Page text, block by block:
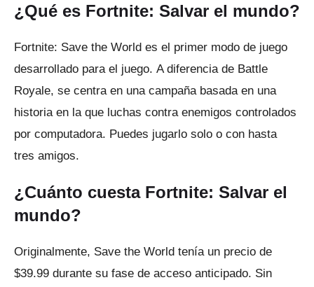
¿Qué es Fortnite: Salvar el mundo?
Fortnite: Save the World es el primer modo de juego
desarrollado para el juego. A diferencia de Battle
Royale, se centra en una campaña basada en una
historia en la que luchas contra enemigos controlados
por computadora. Puedes jugarlo solo o con hasta
tres amigos.
¿Cuánto cuesta Fortnite: Salvar el
mundo?
Originalmente, Save the World tenía un precio de
$39.99 durante su fase de acceso anticipado. Sin